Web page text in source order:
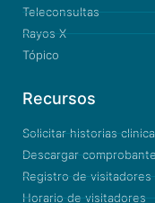
Teleconsultas
Rayos X
Tópico
Recursos
Solicitar historias
Descargar
Registro de visitadores
Horario de visitadores